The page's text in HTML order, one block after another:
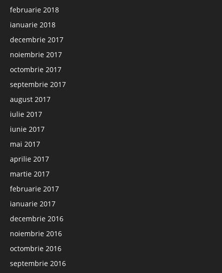
februarie 2018
ianuarie 2018
decembrie 2017
noiembrie 2017
octombrie 2017
septembrie 2017
august 2017
iulie 2017
iunie 2017
mai 2017
aprilie 2017
martie 2017
februarie 2017
ianuarie 2017
decembrie 2016
noiembrie 2016
octombrie 2016
septembrie 2016